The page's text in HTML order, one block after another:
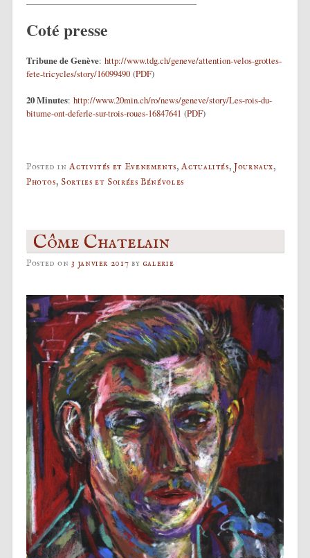
Coté presse
Tribune de Genève: http://www.tdg.ch/geneve/attention-velos-grottes-
fete-tricycles/story/16099490(PDF)
20 Minutes: http://www.20min.ch/ro/news/geneve/story/Les-rois-du-
bitume-ont-deferle-sur-trois-roues-16847641 (PDF)
Posted inActivités et Evenements,Actualités,Journaux,
Photos, Sorties et Soirées Bénévoles
Côme Chatelain
Posted on 3 janvier 2017 by galerie